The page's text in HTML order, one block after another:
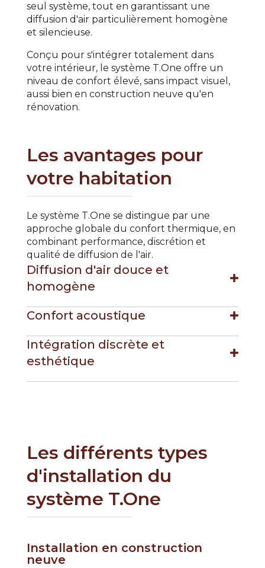
seul système, tout en garantissant une
diffusion d'air particulièrement homogène
et silencieuse.
Conçu pour s'intégrer totalement dans
votre intérieur, le système T.One offre un
niveau de confort élevé, sans impact visuel,
aussi bien en construction neuve qu'en
rénovation.
Les avantages pour
votre habitation
Le système T.One se distingue par une
approche globale du confort thermique, en
combinant performance, discrétion et
qualité de diffusion de l'air.
Diffusion d'air douce et
homogène
Confort acoustique
Intégration discrète et
esthétique
Les différents types
d'installation du
système T.One
Installation en construction
neuve